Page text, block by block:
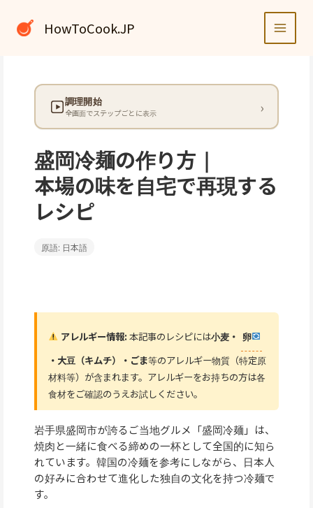
HowToCook.JP
調理開始
全画面でステップごとに表示
盛岡冷麺の作り方｜
本場の味を自宅で再現する
レシピ
原語: 日本語
アレルギー情報: 本記事のレシピには小麦・ 卵
・大豆（キムチ）・ごま等のアレルギー物質（特定原
材料等）が含まれます。アレルギーをお持ちの方は各
食材をご確認のうえお試しください。
岩手県盛岡市が誇るご当地グルメ「盛岡冷麺」は、
焼肉と一緒に食べる締めの一杯として全国的に知ら
れています。韓国の冷麺を参考にしながら、日本人
の好みに合わせて進化した独自の文化を持つ冷麺で
す。